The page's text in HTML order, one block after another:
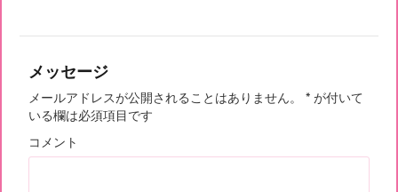
メッセージ
メールアドレスが公開されることはありません。 * が付いて
いる欄は必須項目です
コメント